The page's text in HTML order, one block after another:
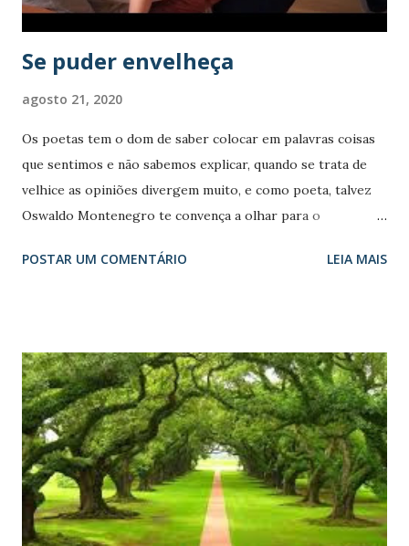
ser lido ao Clicar o endereço da Fonte. ...
Se puder envelheça
agosto 21, 2020
Os poetas tem o dom de saber colocar em palavras coisas
que sentimos e não sabemos explicar, quando se trata de
velhice as opiniões divergem muito, e como poeta, talvez
Oswaldo Montenegro te convença a olhar para o
história, mais feliz com seu presente. Leia: “A pergunta é,
eu tô na fila preferencial pra embarcar no avião. Tem um
garoto dentro de mim que não foi avisado de que o tempo
passou e tá louco pra ter um filho, e eu já tenho netos.
Aconteceu de repente, o personagem do Kafka acordou
incerto, eu acordei idoso, e olha que eu ando, corro, subo
escadas e sonho como antes. Então o quê que mudou?
Minha saúde e minha energia são as mesmas, então o quê
POSTAR UM COMENTÁRIO LEIA MAIS